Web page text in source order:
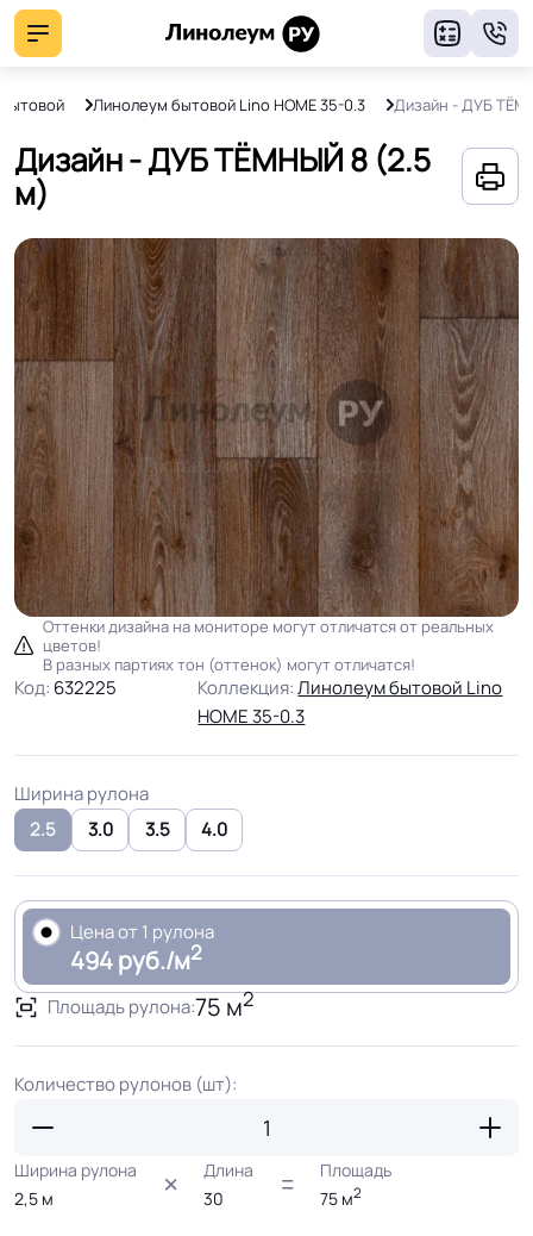
Линолеум бытовой Lino HOME 35-0.3 Дизайн - ДУБ
Дизайн - ДУБ ТЁМНЫЙ 8 (2.5
м)
Оттенки дизайна на мониторе могут отличатся от реальных
цветов!
В разных партиях тон (оттенок) могут отличатся!
Код: 632225 Коллекция:Линолеум бытовой Lino
HOME 35-0.3
Ширина рулона
2.5
3.0 3.5 4.0
Цена от 1 рулона
494 руб./м2
Площадь рулона:75 м2
Количество рулонов (шт):
Ширина рулона
2,5 м
Длина
30
Площадь
75 м2